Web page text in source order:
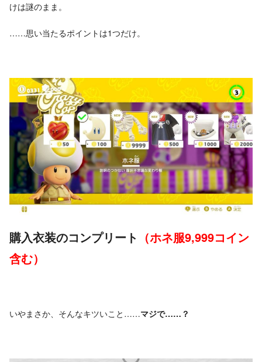
けは謎のまま。
……思い当たるポイントは1つだけ。
購入衣装のコンプリート （ホネ服9,999コイン
含む）
いやまさか、そんなキツいこと……マジで……？